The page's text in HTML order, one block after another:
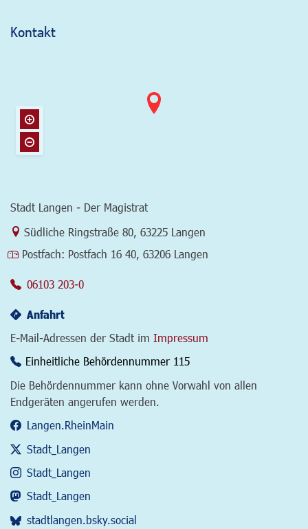
Kontakt
Stadt Langen - Der Magistrat
Link zur Google-Maps Navigation
Südliche Ringstraße 80 63225 Langen
Postfach: Postfach 16 40, 63206 Langen
06103 203-0
Anfahrt
E-Mail-Adressen der Stadt im Impressum
Einheitliche Behördennummer 115
Die Behördennummer kann ohne Vorwahl von allen
Endgeräten angerufen werden.
Langen.RheinMain
Stadt_Langen
Stadt_Langen
Stadt_Langen
stadtlangen.bsky.social